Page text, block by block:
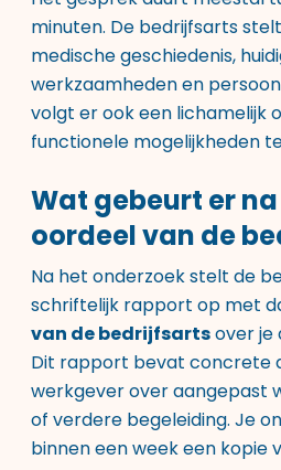
minuten. De bedrijfsarts
medische geschiedenis,
werkzaamheden en
volgt er ook een lichamelijk
functionele mogelijkheden
Wat gebeurt er
oordeel van de
Na het onderzoek stelt de
schriftelijk rapport op met
van de bedrijfsartsover je
Dit rapport bevat concrete
werkgever over aangepast
of verdere begeleiding. Je
binnen een week een kopie